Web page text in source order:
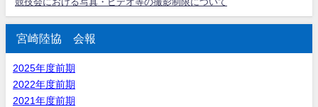
宮崎陸協 会報
2025年度前期
2022年度前期
2021年度前期